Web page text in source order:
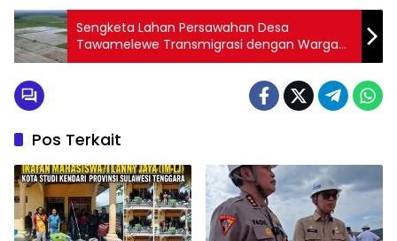
Sengketa Lahan Persawahan Desa
Tawamelewe Transmigrasi dengan Warga
Lokal
Pos Terkait